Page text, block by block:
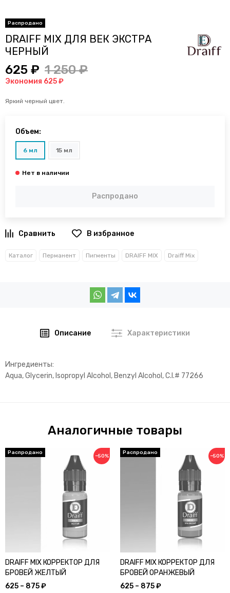
DRAIFF MIX ДЛЯ ВЕК ЭКСТРА
ЧЕРНЫЙ
625 ₽ 1 250 ₽
Экономия 625 ₽
Яркий черный цвет.
Объем:
6 мл 15 мл
Распродано
В избранное
Каталог Перманент Пигменты DRAIFF MIX Draiff Mix
Описание Характеристики
Ингредиенты:
Aqua, Glycerin, Isopropyl Alcohol, Benzyl Alcohol, C.I.# 77266
Аналогичные товары
−50%
DRAIFF MIX КОРРЕКТОР ДЛЯ
БРОВЕЙ ЖЕЛТЫЙ
625 – 875 ₽
−50%
DRAIFF MIX КОРРЕКТОР ДЛЯ
БРОВЕЙ ОРАНЖЕВЫЙ
625 – 875 ₽